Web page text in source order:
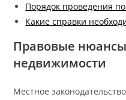
Порядок проведения
Какие справки
Правовые
недвижимости
Местное